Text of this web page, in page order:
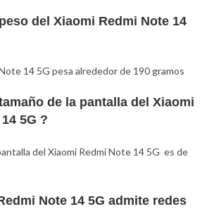
del Xiaomi Redmi Note 14
14 5G pesa alrededor de 190 gramos
de la pantalla del Xiaomi
5G ?
del Xiaomi Redmi Note 14 5G es de
Note 14 5G admite redes